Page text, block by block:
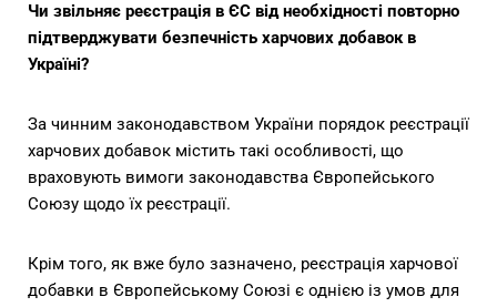
Чи звільняє реєстрація в ЄС від необхідності повторно
підтверджувати безпечність харчових добавок в
Україні?
За чинним законодавством України порядок реєстрації
харчових добавок містить такі особливості, що
враховують вимоги законодавства Європейського
Союзу щодо їх реєстрації.
Крім того, як вже було зазначено, реєстрація харчової
добавки в Європейському Союзі є однією із умов для